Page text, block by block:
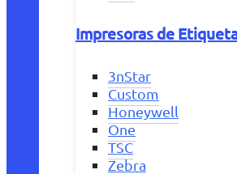
Impresoras de
3nStar
Custom
Honeywell
One
TSC
Zebra